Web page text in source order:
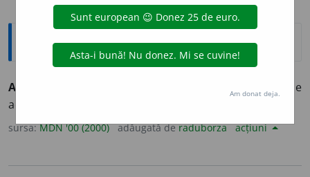
Explicative DEX
ACROMAT
(suferind) de
acromatopsie; acromatop. (<
sursa:MDN '00 (2000) adăugată deraduborza acțiuni
Am donat deja.